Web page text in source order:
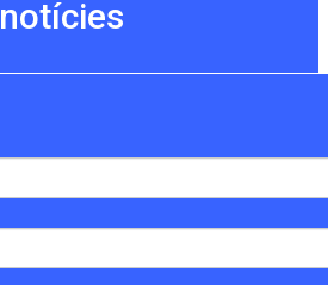
notícies